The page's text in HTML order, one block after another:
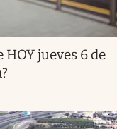
jueves 6 de